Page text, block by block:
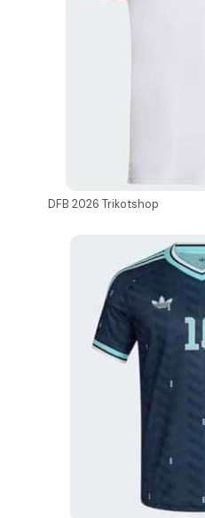
DFB 2026 Trikotshop